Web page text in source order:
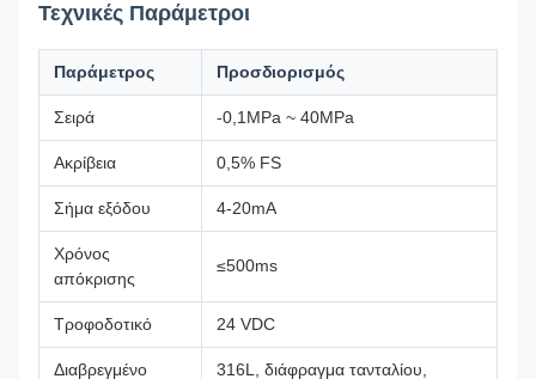
Τεχνικές Παράμετροι
Παράμετρος Προσδιορισμός
Σειρά -0,1MPa ~ 40MPa
Ακρίβεια 0,5% FS
Σήμα εξόδου 4-20mA
Χρόνος
απόκρισης
≤500ms
Τροφοδοτικό 24 VDC
Διαβρεγμένο 316L, διάφραγμα τανταλίου,